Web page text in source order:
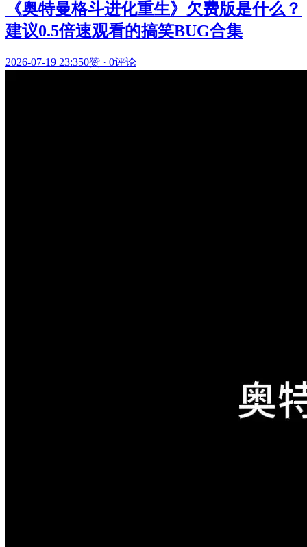
《奥特曼格斗进化重生》欠费版是什么？
建议0.5倍速观看的搞笑BUG合集
2026-07-19 23:350赞 · 0评论